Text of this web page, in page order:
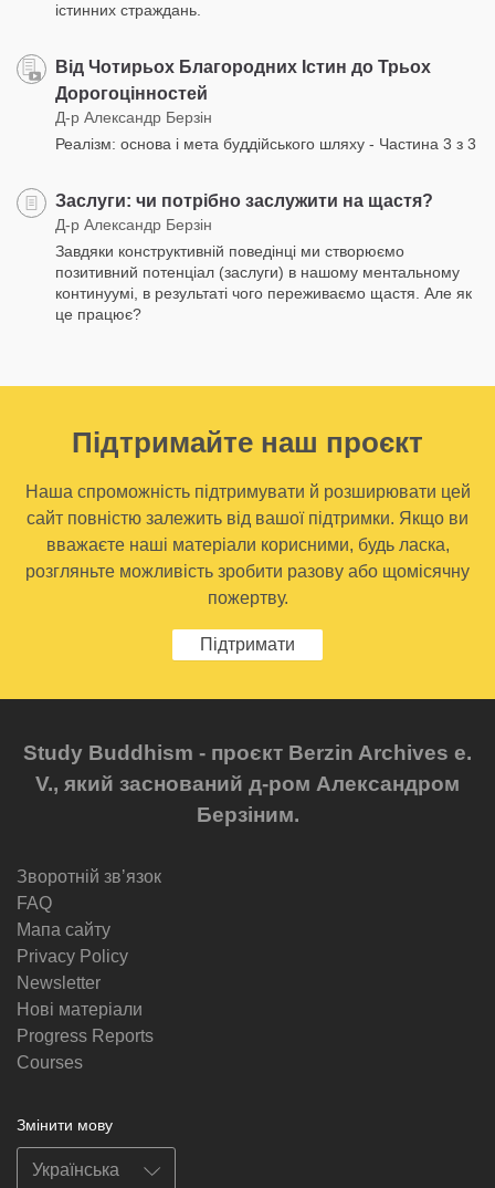
істинних страждань.
Від Чотирьох Благородних Істин до Трьох
Дорогоцінностей
Д-р Александр Берзін
Реалізм: основа і мета буддійського шляху - Частина 3 з 3
Заслуги: чи потрібно заслужити на щастя?
Д-р Александр Берзін
Завдяки конструктивній поведінці ми створюємо
позитивний потенціал (заслуги) в нашому ментальному
континуумі, в результаті чого переживаємо щастя. Але як
це працює?
Підтримайте наш проєкт
Наша спроможність підтримувати й розширювати цей
сайт повністю залежить від вашої підтримки. Якщо ви
вважаєте наші матеріали корисними, будь ласка,
розгляньте можливість зробити разову або щомісячну
пожертву.
Підтримати
Study Buddhism - проєкт Berzin Archives e.
V., який заснований д-ром Александром
Берзіним.
Зворотній звʼязок
FAQ
Мапа сайту
Privacy Policy
Newsletter
Нові матеріали
Progress Reports
Courses
Змінити мову